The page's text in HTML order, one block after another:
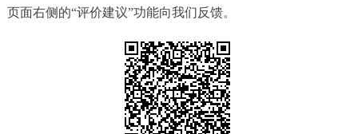
页面右侧的“评价建议”功能向我们反馈。